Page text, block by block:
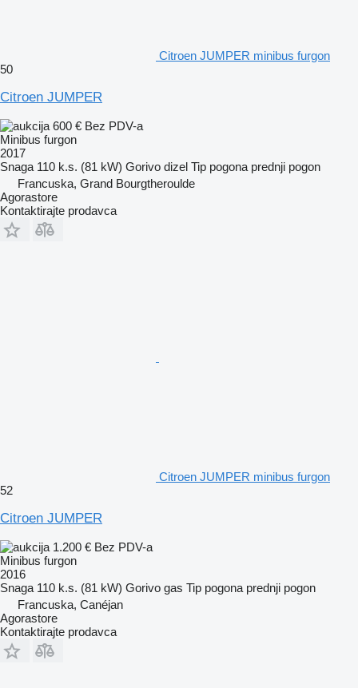
Citroen JUMPER minibus furgon
50
Citroen JUMPER
600 € Bez PDV-a
Minibus furgon
2017
Snaga 110 k.s. (81 kW) Gorivo dizel Tip pogona prednji pogon
Francuska, Grand Bourgtheroulde
Agorastore
Kontaktirajte prodavca
Citroen JUMPER minibus furgon
52
Citroen JUMPER
1.200 € Bez PDV-a
Minibus furgon
2016
Snaga 110 k.s. (81 kW) Gorivo gas Tip pogona prednji pogon
Francuska, Canéjan
Agorastore
Kontaktirajte prodavca